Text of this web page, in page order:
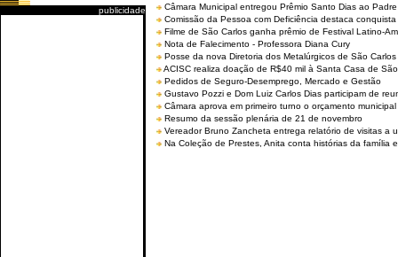
publicidade
Câmara Municipal entregou Prêmio Santo Dias ao
Comissão da Pessoa com Deficiência destaca
Filme de São Carlos ganha prêmio de Festival Latino-
Nota de Falecimento - Professora Diana Cury
Posse da nova Diretoria dos Metalúrgicos de São
ACISC realiza doação de R$40 mil à Santa Casa de
Pedidos de Seguro-Desemprego, Mercado e Gestão
Gustavo Pozzi e Dom Luiz Carlos Dias participam de
Câmara aprova em primeiro turno o orçamento
Resumo da sessão plenária de 21 de novembro
Vereador Bruno Zancheta entrega relatório de visitas a
Na Coleção de Prestes, Anita conta histórias da família